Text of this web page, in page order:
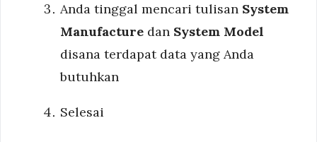
Anda tinggal mencari tulisan System
Manufacture dan System Model
disana terdapat data yang Anda
butuhkan
Selesai